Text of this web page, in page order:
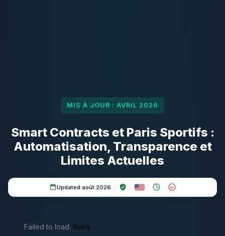
MIS À JOUR : AVRIL 2026
Smart Contracts et Paris Sportifs :
Automatisation, Transparence et
Limites Actuelles
Updated août 2026 18+
Failed to load. Retry